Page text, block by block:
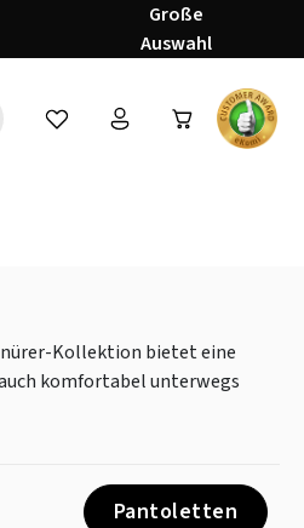
Große
Auswahl
Du hast 0 Produkte auf dem
Kollektion bietet eine
komfortabel unterwegs
Pantoletten